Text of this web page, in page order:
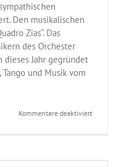
Den musikalischen
Zias“. Das
des Orchester
dieses Jahr gegründet
und Musik vom
Kommentare deaktiviertfür